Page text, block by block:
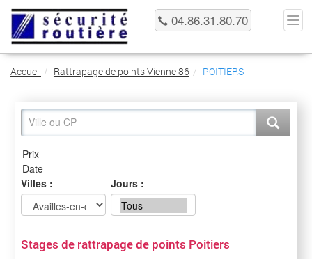
04.86.31.80.70
Accueil Rattrapage de points Vienne 86 POITIERS
Villes : Jours :
Stages de rattrapage de points Poitiers